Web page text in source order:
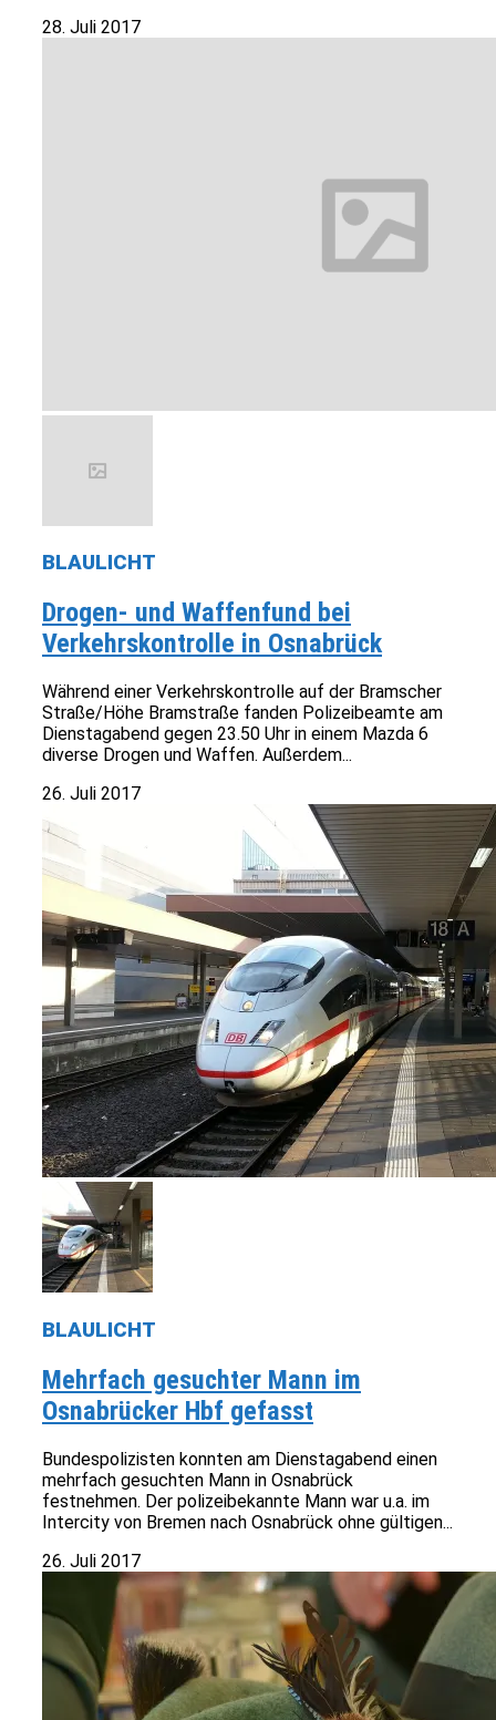
28. Juli 2017
BLAULICHT
Drogen- und Waffenfund bei
Verkehrskontrolle in Osnabrück
Während einer Verkehrskontrolle auf der Bramscher
Straße/Höhe Bramstraße fanden Polizeibeamte am
Dienstagabend gegen 23.50 Uhr in einem Mazda 6
diverse Drogen und Waffen. Außerdem...
26. Juli 2017
BLAULICHT
Mehrfach gesuchter Mann im
Osnabrücker Hbf gefasst
Bundespolizisten konnten am Dienstagabend einen
mehrfach gesuchten Mann in Osnabrück
festnehmen. Der polizeibekannte Mann war u.a. im
Intercity von Bremen nach Osnabrück ohne gültigen...
26. Juli 2017